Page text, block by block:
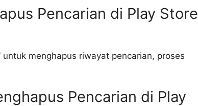
Pencarian di Play Store
menghapus riwayat pencarian, proses
Pencarian di Play